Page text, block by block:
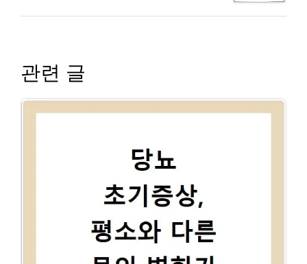
관련 글